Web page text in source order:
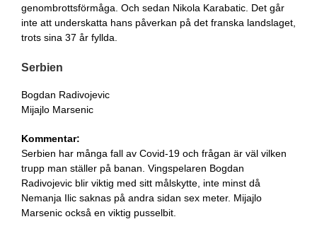
genombrottsförmåga. Och sedan Nikola Karabatic. Det går
inte att underskatta hans påverkan på det franska landslaget,
trots sina 37 år fyllda.
Serbien
Bogdan Radivojevic
Mijajlo Marsenic
Kommentar:
Serbien har många fall av Covid-19 och frågan är väl vilken
trupp man ställer på banan. Vingspelaren Bogdan
Radivojevic blir viktig med sitt målskytte, inte minst då
Nemanja Ilic saknas på andra sidan sex meter. Mijajlo
Marsenic också en viktig pusselbit.